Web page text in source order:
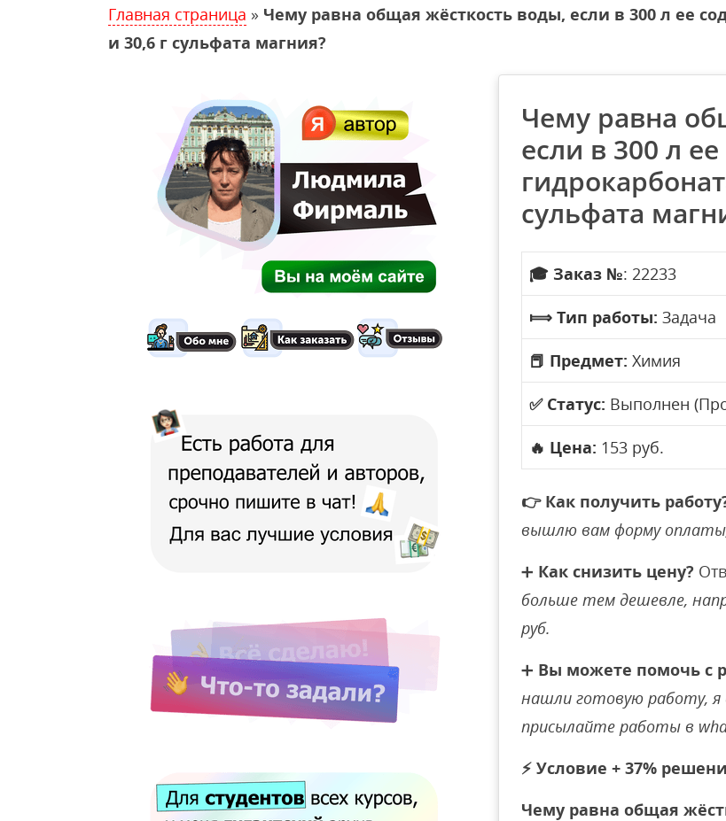
Главная страница » Чему равна общая жёсткость воды, если в 300 л ее
и 30,6 г сульфата магния?
Чему равна
если в 300 л
сульфата
🎓 Заказ №: 22233
⟾ Тип работы: Задача
📕 Предмет: Химия
✅ Статус: Выполнен
🔥 Цена: 153 руб.
👉 Как получить
вышлю вам форму
➕ Как снизить цену?
больше тем дешевле,
руб.
➕ Вы можете помочь с
нашли готовую работу, я
присылайте работы в
⚡ Условие + 37%
Чему равна общая